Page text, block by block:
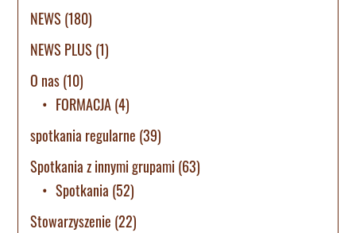
NEWS (180)
NEWS PLUS (1)
O nas(10)
FORMACJA(4)
spotkania regularne (39)
Spotkania z innymi grupami (63)
Spotkania (52)
Stowarzyszenie (22)